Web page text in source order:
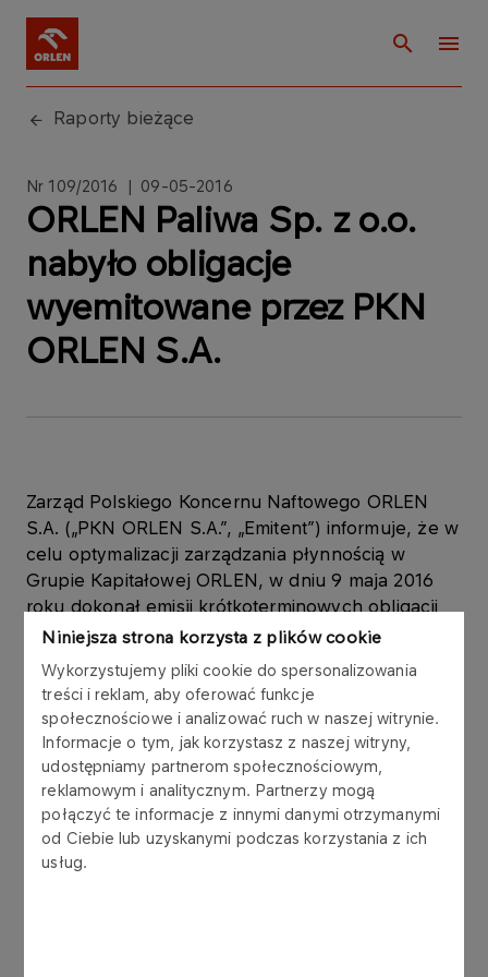
Niniejsza strona korzysta z plików cookie
Wykorzystujemy pliki cookie do spersonalizowania
treści i reklam, aby oferować funkcje
społecznościowe i analizować ruch w naszej witrynie.
Informacje o tym, jak korzystasz z naszej witryny,
udostępniamy partnerom społecznościowym,
reklamowym i analitycznym. Partnerzy mogą
połączyć te informacje z innymi danymi otrzymanymi
od Ciebie lub uzyskanymi podczas korzystania z ich
usług.
Raporty bieżące
Nr 109/2016 | 09-05-2016
ORLEN Paliwa Sp. z o.o.
nabyło obligacje
wyemitowane przez PKN
ORLEN S.A.
Zarząd Polskiego Koncernu Naftowego ORLEN
S.A. („PKN ORLEN S.A.”, „Emitent”) informuje, że w
celu optymalizacji zarządzania płynnością w
Grupie Kapitałowej ORLEN, w dniu 9 maja 2016
roku dokonał emisji krótkoterminowych obligacji
na rzecz spółki zależnej ORLEN Paliwa Sp. z o.o.
(„ORLEN Paliwa”), w ramach Programu emisji
obligacji, który Emitent podpisał z konsorcjum 6
banków w listopadzie 2006 roku.
Obligacje są wykorzystywane w zarządzaniu
kapitałem obrotowym Grupy Kapitałowej ORLEN.
Obligacje zostały wyemitowane zgodnie z ustawą
z dnia 15 stycznia 2015 r. o obligacjach (Dz.U. z